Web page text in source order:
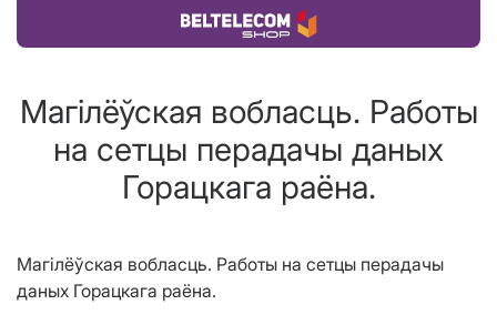
Купіць тавар
Магілёўская вобласць. Работы
на сетцы перадачы даных
Горацкага раёна.
Магілёўская вобласць. Работы на сетцы перадачы
даных Горацкага раёна.